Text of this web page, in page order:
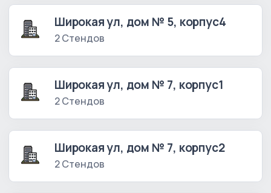
Широкая ул, дом № 5, корпус4
2 Стендов
Широкая ул, дом № 7, корпус1
2 Стендов
Широкая ул, дом № 7, корпус2
2 Стендов